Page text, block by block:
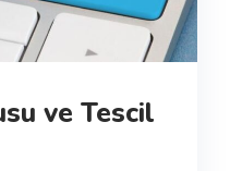
ve Tescil